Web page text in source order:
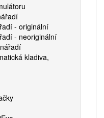
- originální
- neoriginální
kladiva,